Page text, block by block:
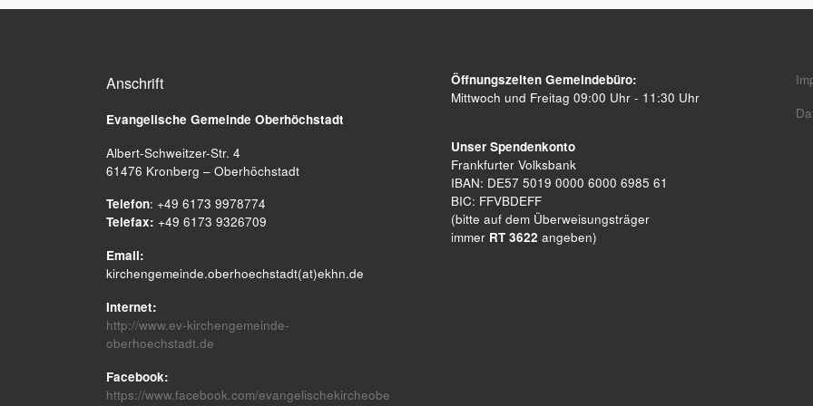
Anschrift
Evangelische Gemeinde Oberhöchstadt
Albert-Schweitzer-Str. 4
61476 Kronberg – Oberhöchstadt
Telefon: +49 6173 9978774
Telefax: +49 6173 9326709
Email:
kirchengemeinde.oberhoechstadt(at)ekhn.de
Internet:
http://www.ev-kirchengemeinde-
oberhoechstadt.de
Facebook:
https://www.facebook.com/evangelischekircheobe
Öffnungszeiten Gemeindebüro:
Mittwoch und Freitag 09:00 Uhr - 11:30 Uhr
Unser Spendenkonto
Frankfurter Volksbank
IBAN: DE57 5019 0000 6000 6985 61
BIC: FFVBDEFF
(bitte auf dem Überweisungsträger
immer RT 3622 angeben)